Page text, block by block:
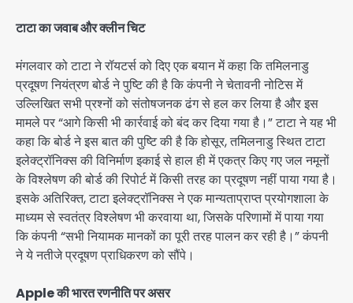
टाटा का जवाब और क्लीन चिट
मंगलवार को टाटा ने रॉयटर्स को दिए एक बयान में कहा कि तमिलनाडु
प्रदूषण नियंत्रण बोर्ड ने पुष्टि की है कि कंपनी ने चेतावनी नोटिस में
उल्लिखित सभी प्रश्नों को संतोषजनक ढंग से हल कर लिया है और इस
मामले पर “आगे किसी भी कार्रवाई को बंद कर दिया गया है।” टाटा ने यह भी
कहा कि बोर्ड ने इस बात की पुष्टि की है कि होसूर, तमिलनाडु स्थित टाटा
इलेक्ट्रॉनिक्स की विनिर्माण इकाई से हाल ही में एकत्र किए गए जल नमूनों
के विश्लेषण की बोर्ड की रिपोर्ट में किसी तरह का प्रदूषण नहीं पाया गया है।
इसके अतिरिक्त, टाटा इलेक्ट्रॉनिक्स ने एक मान्यताप्राप्त प्रयोगशाला के
माध्यम से स्वतंत्र विश्लेषण भी करवाया था, जिसके परिणामों में पाया गया
कि कंपनी “सभी नियामक मानकों का पूरी तरह पालन कर रही है।” कंपनी
ने ये नतीजे प्रदूषण प्राधिकरण को सौंपे।
Apple की भारत रणनीति पर असर